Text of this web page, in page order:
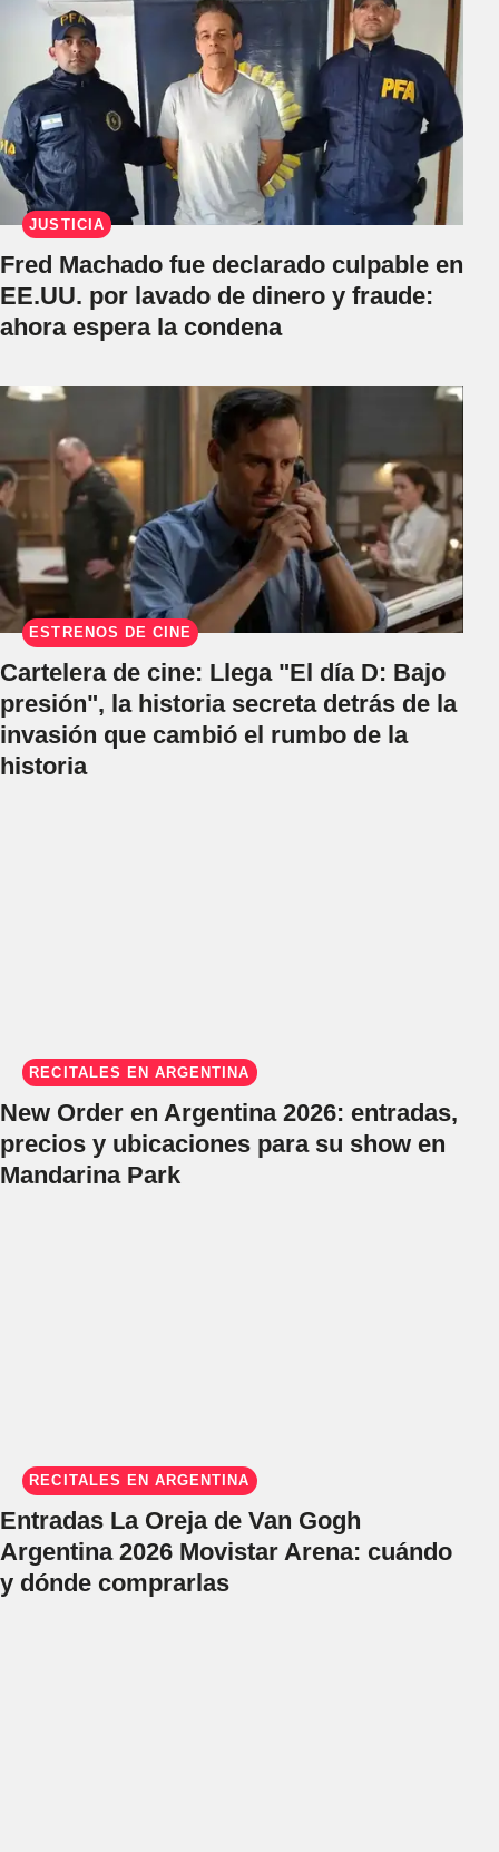
JUSTICIA
Fred Machado fue declarado culpable en
EE.UU. por lavado de dinero y fraude:
ahora espera la condena
ESTRENOS DE CINE
Cartelera de cine: Llega "El día D: Bajo
presión", la historia secreta detrás de la
invasión que cambió el rumbo de la
historia
RECITALES EN ARGENTINA
New Order en Argentina 2026: entradas,
precios y ubicaciones para su show en
Mandarina Park
RECITALES EN ARGENTINA
Entradas La Oreja de Van Gogh
Argentina 2026 Movistar Arena: cuándo
y dónde comprarlas